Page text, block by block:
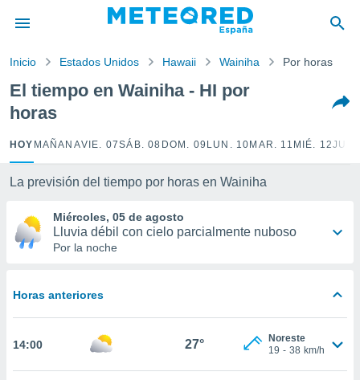
por
para
la
calidad.
a este
las
y
forma
basada
permite
Inicio Estados Unidos Hawaii Wainiha Por horas
El tiempo en Wainiha - HI por
horas
HOY MAÑANAVIE. 07SÁB. 08 DOM. 09 LUN. 10 MAR. 11 MIÉ. 12JUE.
La previsión del tiempo por horas en Wainiha
Miércoles, 05 de agosto
Lluvia débil con cielo parcialmente nuboso
Por la noche
Horas anteriores
14:00 27°
Noreste
19 - 38 km/h